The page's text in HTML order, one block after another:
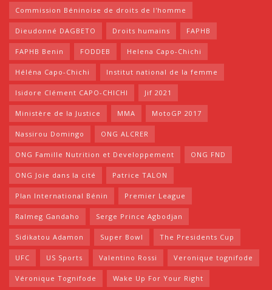
Commission Béninoise de droits de l'homme
Dieudonné DAGBETO Droits humains FAPHB
FAPHB Benin FODDEB Helena Capo-Chichi
Héléna Capo-Chichi Institut national de la femme
Isidore Clément CAPO-CHICHI Jif 2021
Ministère de la Justice MMA MotoGP 2017
Nassirou Domingo ONG ALCRER
ONG Famille Nutrition et Developpement ONG FND
ONG Joie dans la cité Patrice TALON
Plan International Bénin Premier League
Ralmeg Gandaho Serge Prince Agbodjan
Sidikatou Adamon Super Bowl The Presidents Cup
UFC US Sports Valentino Rossi Veronique tognifode
Véronique Tognifode Wake Up For Your Right